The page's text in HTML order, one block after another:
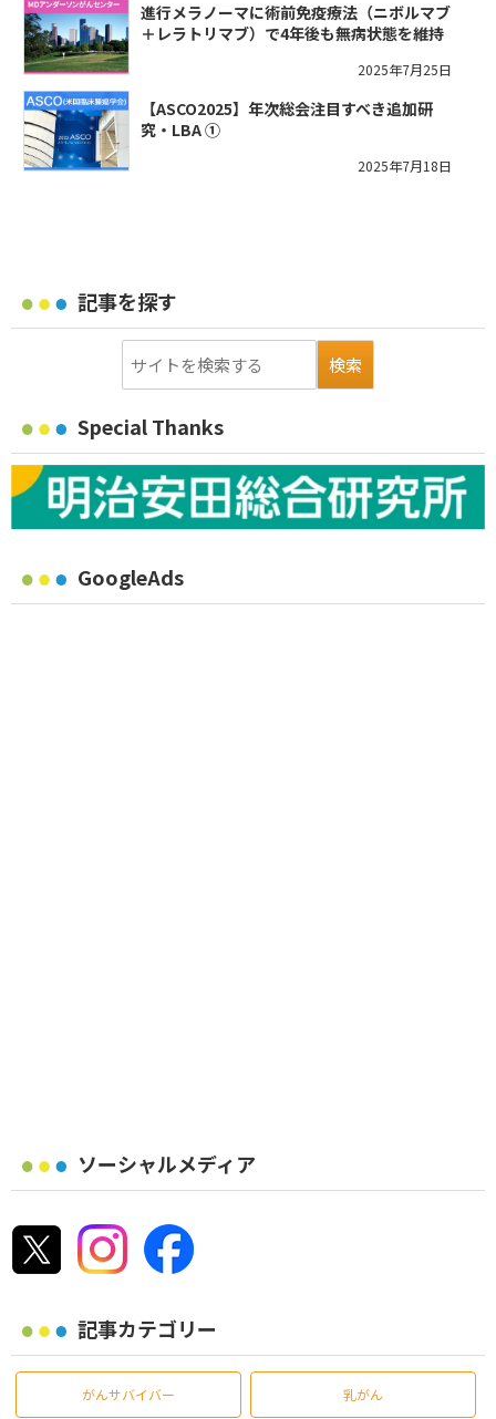
進行メラノーマに術前免疫療法（ニボルマブ
＋レラトリマブ）で4年後も無病状態を維持
2025年7月25日
【ASCO2025】年次総会注目すべき追加研
究・LBA ①
2025年7月18日
記事を探す
Special Thanks
GoogleAds
ソーシャルメディア
記事カテゴリー
がんサバイバー 乳がん